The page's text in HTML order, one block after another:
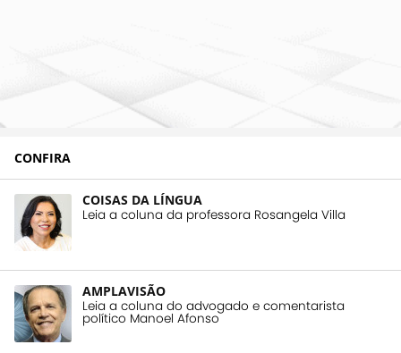
CONFIRA
COISAS DA LÍNGUA
Leia a coluna da professora Rosangela Villa
AMPLAVISÃO
Leia a coluna do advogado e comentarista
político Manoel Afonso